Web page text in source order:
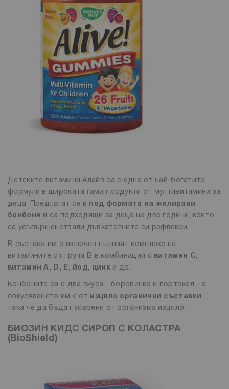
Детските витамини Алайв са с една от най-богатите
формули в широката гама продукти от мултивитамини за
деца. Предлагат се в
под формата на желирани
бонбони
и са подходящи за деца на две години, които
са усъвършенствали дъвкателните си рефлекси.
В състава им е включен пълният комплекс на
витамините от група В в комбинация с
витамин С,
витамин А, D, Е, йод, цинк и др.
Бонбоните са с два вкуса - боровинка и портокал - а
овкусяването им е от
изцяло органични съставки ,
така че да бъдат усвоени от организма изцяло.
БИОЗИН КИДС СИРОП С КОЛАСТРА
(BioShield)